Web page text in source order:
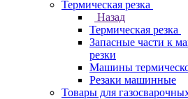
Термическая резка
Назад
Термическая резка
Запасные части к
резки
Машины
Резаки машинные
Товары для